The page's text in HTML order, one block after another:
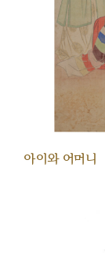
아이와 어머니